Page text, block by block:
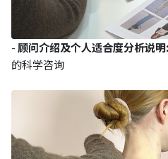
- 顾问介绍及个人适合度分析说明:
的科学咨询